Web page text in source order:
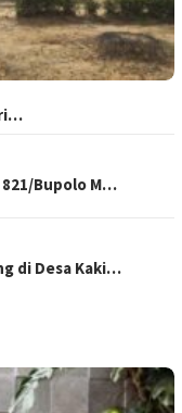
821/Bupolo M…
di Desa Kaki…